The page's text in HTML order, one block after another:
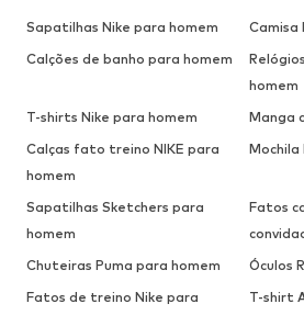
Sapatilhas Nike para homem
Camisa
Calções de banho para homem
homem
T-shirts Nike para homem
Manga
Calças fato treino NIKE para
homem
Mochila
Sapatilhas Sketchers para
homem
Fatos
Chuteiras Puma para homem
Óculos
Fatos de treino Nike para
T-shirt